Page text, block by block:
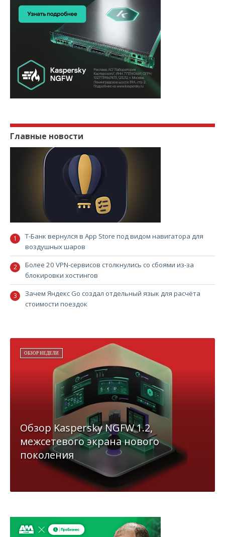
Главные новости
Т-Банк вернулся в App Store под видом навигатора для
воздушных шаров
Более 20 VPN-сервисов столкнулись со сбоями из-за
блокировки хостингов
Зачем Яндекс Go создал отдельный язык для расчёта
стоимости поездок
ОБЗОР НЕДЕЛИ
Обзор Kaspersky NGFW 1.2,
межсетевого экрана нового
поколения